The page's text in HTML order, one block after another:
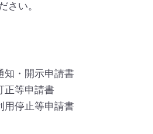
さい。
知・開示申請書
正等申請書
用停止等申請書